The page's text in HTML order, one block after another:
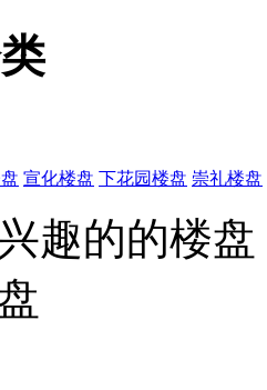
宣化楼盘 下花园楼盘 崇礼楼盘
趣的的楼盘